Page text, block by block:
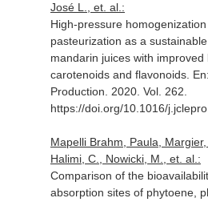
José L., et. al.:
High-pressure
pasteurization as a
mandarin juices with improved
carotenoids and flavonoids.
Production . 2020. Vol. 262.
https://doi.org/10.1016/
Mapelli Brahm, Paula, Margier,
Halimi, C., Nowicki, M., et. al.:
Comparison of the
absorption sites of phytoene,